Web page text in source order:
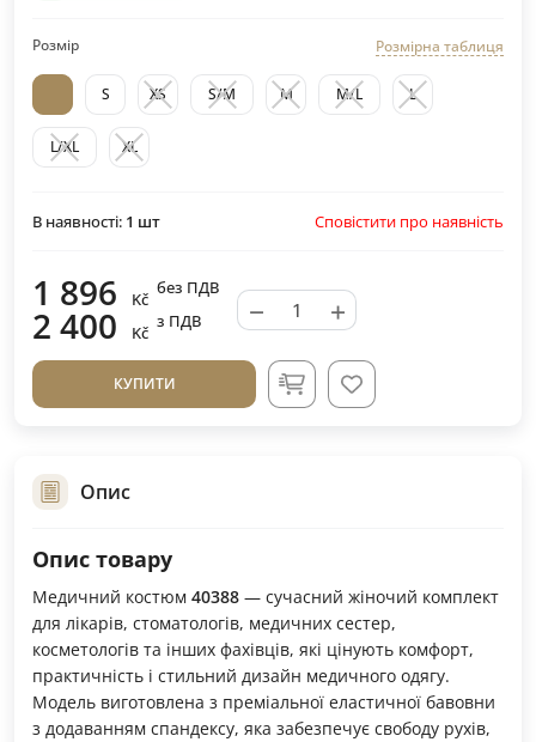
Розмір Розмірна таблиця
S XS S/M M M/L L
L/XL XL
В наявності: 1 шт Сповістити про наявність
1 896 Kč
без ПДВ
2 400 Kč
з ПДВ − +
КУПИТИ
Опис
Опис товару
Медичний костюм 40388 — сучасний жіночий комплект
для лікарів, стоматологів, медичних сестер,
косметологів та інших фахівців, які цінують комфорт,
практичність і стильний дизайн медичного одягу.
Модель виготовлена з преміальної еластичної бавовни
з додаванням спандексу, яка забезпечує свободу рухів,